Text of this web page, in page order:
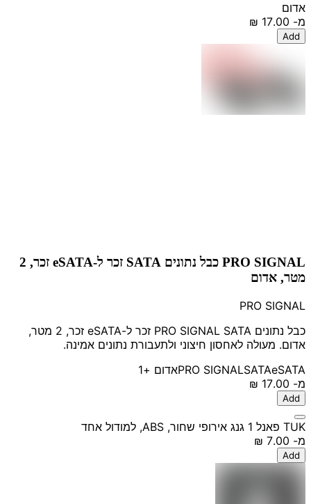
אדום
מ-
Add
PRO SIGNAL כבל נתונים SATA זכר ל-eSATA זכר, 2
מטר, אדום
PRO SIGNAL
כבל נתונים PRO SIGNAL SATA זכר ל-eSATA זכר, 2 מטר,
אדום. מעולה לאחסון חיצוני ולתעבורת נתונים אמינה.
PRO SIGNALSATAeSATA אדום +1
מ-
Add
TUK פאנל 1 גנג אירופי שחור, ABS, למודול אחד
מ-
Add